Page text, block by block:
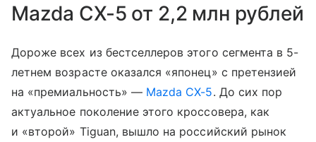
Mazda CX-5 от 2,2 млн рублей
Дороже всех из бестселлеров этого сегмента в 5-
летнем возрасте оказался «японец» с претензией
на «премиальность» — Mazda CX-5. До сих пор
актуальное поколение этого кроссовера, как
и «второй» Tiguan, вышло на российский рынок